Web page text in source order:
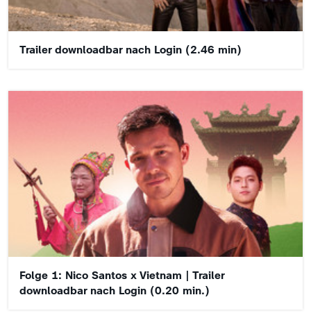
Trailer downloadbar nach Login (2.46 min)
Folge 1: Nico Santos x Vietnam | Trailer
downloadbar nach Login (0.20 min.)